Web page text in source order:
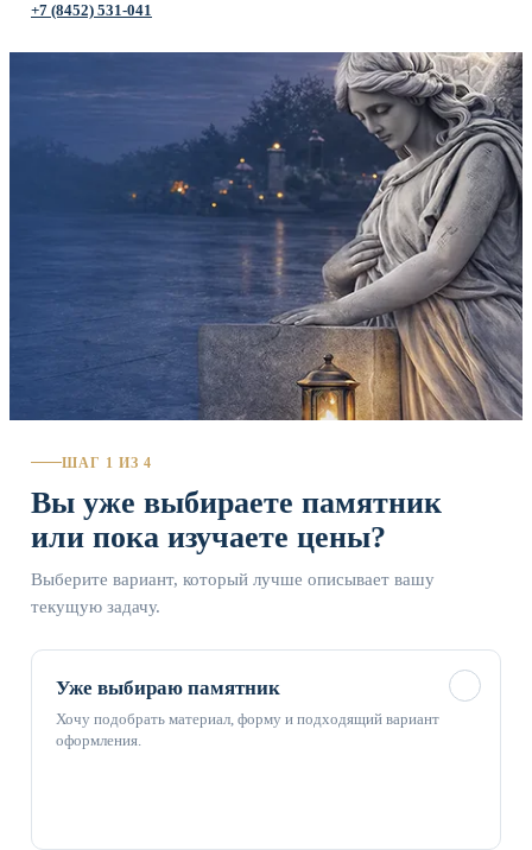
+7 (8452) 531-041
ШАГ 1 ИЗ 4
Вы уже выбираете памятник
или пока изучаете цены?
Выберите вариант, который лучше описывает вашу
текущую задачу.
Уже выбираю памятник
Хочу подобрать материал, форму и подходящий вариант
оформления.